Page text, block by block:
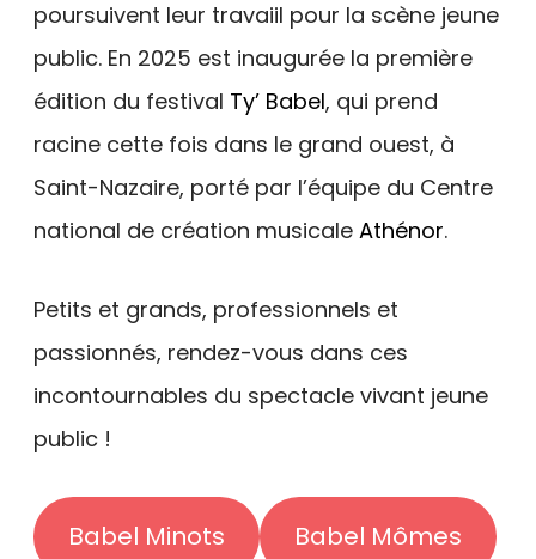
poursuivent leur travaiil pour la scène jeune
public. En 2025 est inaugurée la première
édition du festival Ty’ Babel, qui prend
racine cette fois dans le grand ouest, à
Saint-Nazaire, porté par l’équipe du Centre
national de création musicale Athénor.
Petits et grands, professionnels et
passionnés, rendez-vous dans ces
incontournables du spectacle vivant jeune
public !
Babel Minots Babel Mômes